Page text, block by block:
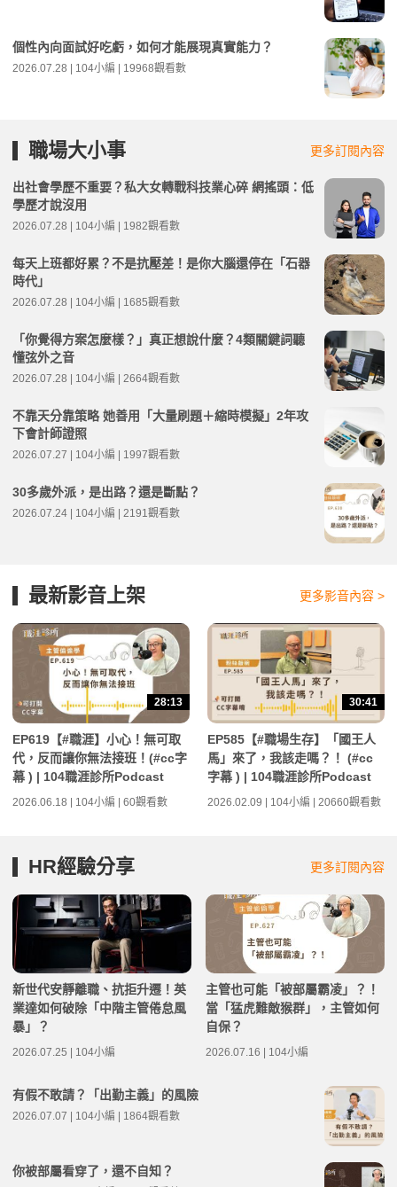
個性內向面試好吃虧，如何才能展現真實能力？
2026.07.28 | 104小編 | 19968觀看數
職場大小事 更多訂閱內容
出社會學歷不重要？私大女轉戰科技業心碎 網搖頭：低
學歷才說沒用
2026.07.28 | 104小編 | 1982觀看數
每天上班都好累？不是抗壓差！是你大腦還停在「石器
時代」
2026.07.28 | 104小編 | 1685觀看數
「你覺得方案怎麼樣？」真正想說什麼？4類關鍵詞聽
懂弦外之音
2026.07.28 | 104小編 | 2664觀看數
不靠天分靠策略 她善用「大量刷題＋縮時模擬」2年攻
下會計師證照
2026.07.27 | 104小編 | 1997觀看數
30多歲外派，是出路？還是斷點？
2026.07.24 | 104小編 | 2191觀看數
最新影音上架 更多影音內容 >
28:13
EP619【#職涯】小心！無可取
代，反而讓你無法接班！(#cc字
幕 ) | 104職涯診所Podcast
2026.06.18 | 104小編 | 60觀看數
30:41
EP585【#職場生存】「國王人
馬」來了，我該走嗎？！ (#cc
字幕 ) | 104職涯診所Podcast
2026.02.09 | 104小編 | 20660觀看數
HR經驗分享 更多訂閱內容
新世代安靜離職、抗拒升遷！英
業達如何破除「中階主管倦怠風
暴」？
2026.07.25 | 104小編
主管也可能「被部屬霸凌」？！
當「猛虎難敵猴群」，主管如何
自保？
2026.07.16 | 104小編
有假不敢請？「出勤主義」的風險
2026.07.07 | 104小編 | 1864觀看數
你被部屬看穿了，還不自知？